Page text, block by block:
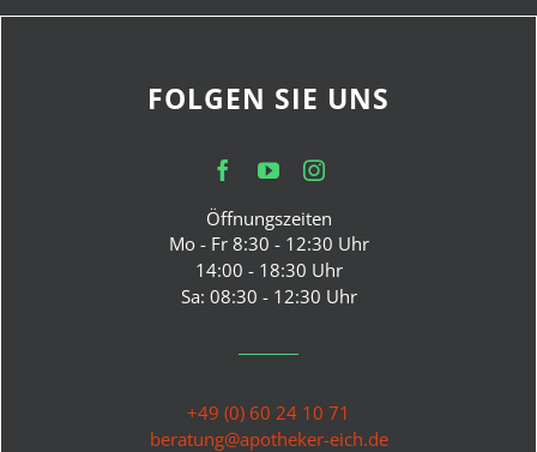
FOLGEN SIE UNS
Öffnungszeiten
Mo - Fr 8:30 - 12:30 Uhr
14:00 - 18:30 Uhr
Sa: 08:30 - 12:30 Uhr
+49 (0) 60 24 10 71
beratung@apotheker-eich.de